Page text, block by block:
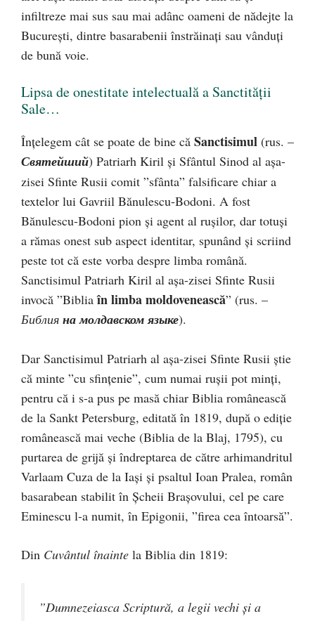
infiltreze mai sus sau mai adânc oameni de nădejte la
București, dintre basarabenii înstrăinați sau vânduți
de bună voie.
Lipsa de onestitate intelectuală a Sanctității
Sale…
Înțelegem cât se poate de bine că Sanctisimul (rus. –
Святейший) Patriarh Kiril și Sfântul Sinod al așa-
zisei Sfinte Rusii comit ”sfânta” falsificare chiar a
textelor lui Gavriil Bănulescu-Bodoni. A fost
Bănulescu-Bodoni pion și agent al rușilor, dar totuși
a rămas onest sub aspect identitar, spunând și scriind
peste tot că este vorba despre limba română.
Sanctisimul Patriarh Kiril al așa-zisei Sfinte Rusii
invocă ”Bibliaîn limba moldovenească” (rus. –
Библия на молдавском языке).
Dar Sanctisimul Patriarh al așa-zisei Sfinte Rusii știe
că minte ”cu sfințenie”, cum numai rușii pot minți,
pentru că i s-a pus pe masă chiar Biblia românească
de la Sankt Petersburg, editată în 1819, după o ediție
românească mai veche (Biblia de la Blaj, 1795), cu
purtarea de grijă și îndreptarea de către arhimandritul
Varlaam Cuza de la Iași și psaltul Ioan Pralea, român
basarabean stabilit în Șcheii Brașovului, cel pe care
Eminescu l-a numit, în Epigonii, ”firea cea întoarsă”.
Din Cuvântul înainte la Biblia din 1819:
”Dumnezeiasca Scriptură, a legii vechi şi a